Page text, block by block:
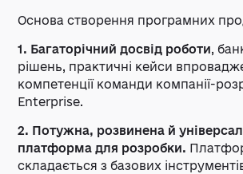
Основа створення програмних
1. Багаторічний досвід роботи,
рішень, практичні кейси
компетенції команди компанії-
Enterprise.
2. Потужна, розвинена й
платформа для розробки.
складається з базових